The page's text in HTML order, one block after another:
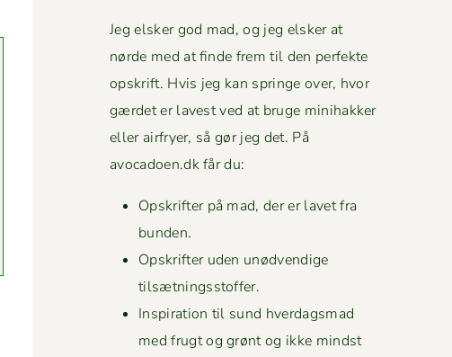
Jeg elsker god mad, og jeg elsker at
nørde med at finde frem til den per­fek­te
opskrift. Hvis jeg kan springe over, hvor
gærdet er lavest ved at bruge mini­hakker
eller air­fry­er, så gør jeg det. På
avocadoen.dk får du:
Opskrifter på mad, der er lavet fra
bunden.
Opskrifter uden unød­vendi­ge
tilsætningsstoffer.
Inspi­ra­tion til sund hverdags­mad
med frugt og grønt og ikke mindst